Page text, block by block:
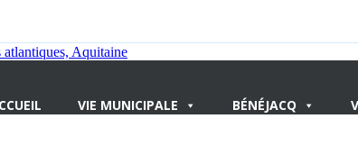
VIE MUNICIPALE BÉNÉJACQ